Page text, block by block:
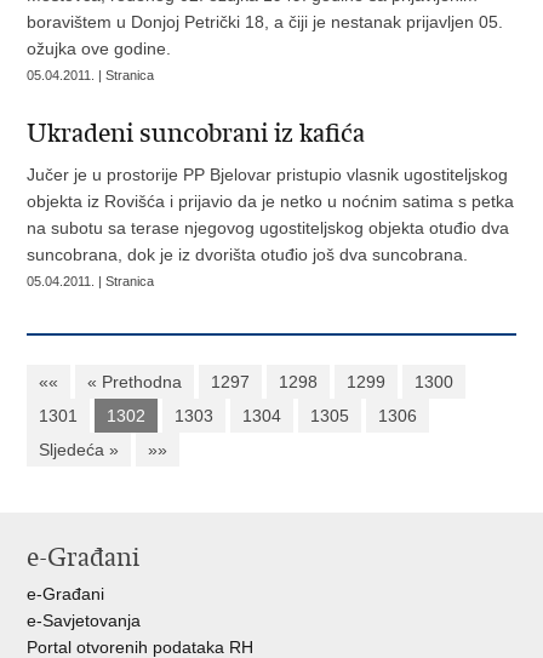
boravištem u Donjoj Petrički 18, a čiji je nestanak prijavljen 05.
ožujka ove godine.
05.04.2011. | Stranica
Ukradeni suncobrani iz kafića
Jučer je u prostorije PP Bjelovar pristupio vlasnik ugostiteljskog
objekta iz Rovišća i prijavio da je netko u noćnim satima s petka
na subotu sa terase njegovog ugostiteljskog objekta otuđio dva
suncobrana, dok je iz dvorišta otuđio još dva suncobrana.
05.04.2011. | Stranica
«« « Prethodna 1297 1298 1299
1300
1301
1302 1303 1304 1305
1306
Sljedeća »
»»
e-Građani
e-Građani
e-Savjetovanja
Portal otvorenih podataka RH